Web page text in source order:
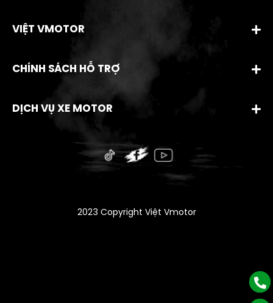
VIỆT VMOTOR
CHÍNH SÁCH HỖ TRỢ
DỊCH VỤ XE MOTOR
2023 Copyright Việt Vmotor